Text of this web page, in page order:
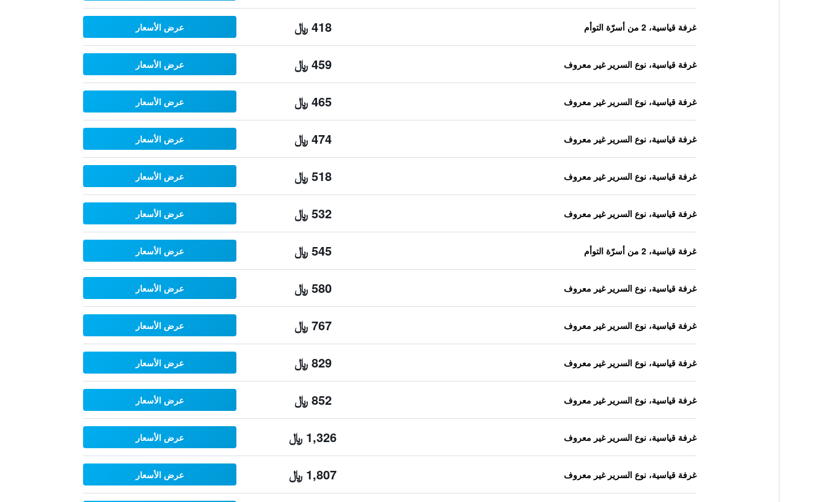
غرفة قياسية، 2 من أسرّة التوأم 418 ﷼ عرض الأسعار
غرفة قياسية، نوع السرير غير معروف 459 ﷼ عرض الأسعار
غرفة قياسية، نوع السرير غير معروف 465 ﷼ عرض الأسعار
غرفة قياسية، نوع السرير غير معروف 474 ﷼ عرض الأسعار
غرفة قياسية، نوع السرير غير معروف 518 ﷼ عرض الأسعار
غرفة قياسية، نوع السرير غير معروف 532 ﷼ عرض الأسعار
غرفة قياسية، 2 من أسرّة التوأم 545 ﷼ عرض الأسعار
غرفة قياسية، نوع السرير غير معروف 580 ﷼ عرض الأسعار
غرفة قياسية، نوع السرير غير معروف 767 ﷼ عرض الأسعار
غرفة قياسية، نوع السرير غير معروف 829 ﷼ عرض الأسعار
غرفة قياسية، نوع السرير غير معروف 852 ﷼ عرض الأسعار
غرفة قياسية، نوع السرير غير معروف 1,326 ﷼ عرض الأسعار
غرفة قياسية، نوع السرير غير معروف 1,807 ﷼ عرض الأسعار